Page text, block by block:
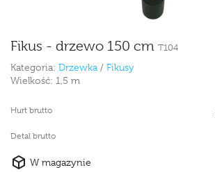
Fikus - drzewo 150 cm T104
Kategoria: Drzewka/ Fikusy
Wielkość: 1,5 m
Hurt brutto
Detal brutto
W magazynie